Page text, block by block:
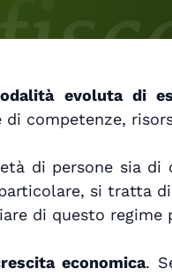
evoluta di
competenze,
di persone sia di
si tratta
di questo regime
economica.